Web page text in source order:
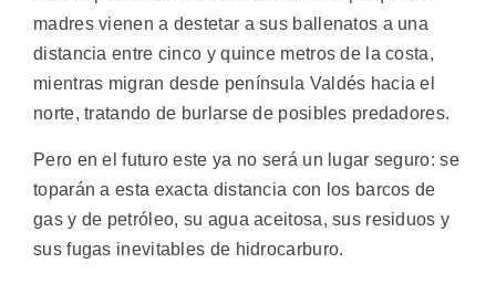
madres vienen a destetar a sus ballenatos a una
distancia entre cinco y quince metros de la costa,
mientras migran desde península Valdés hacia el
norte, tratando de burlarse de posibles predadores.
Pero en el futuro este ya no será un lugar seguro: se
toparán a esta exacta distancia con los barcos de
gas y de petróleo, su agua aceitosa, sus residuos y
sus fugas inevitables de hidrocarburo.